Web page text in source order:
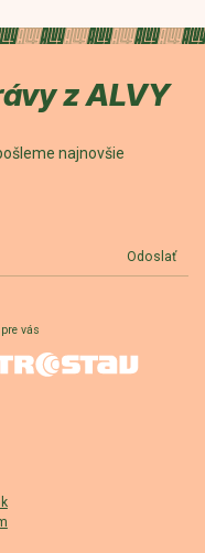
z ALVY
najnovšie
Odoslať
vás